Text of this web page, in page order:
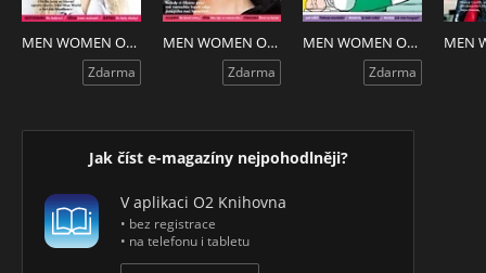
MEN WOMEN ONLY prosinec 2013
Zdarma
MEN WOMEN ONLY listopad 2013
Zdarma
MEN WOMEN ONLY říjen 2013
Zdarma
Jak číst e-magazíny nejpohodlněji?
V aplikaci O2 Knihovna
• bez registrace
• na telefonu i tabletu